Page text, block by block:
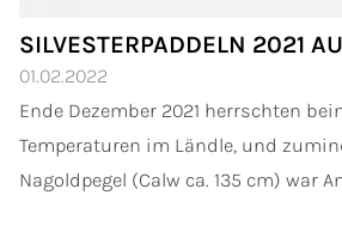
SILVESTERPADDELN 2021
01.02.2022
Ende Dezember 2021 herrschten
Temperaturen im Ländle, und
Nagoldpegel (Calw ca. 135 cm) war